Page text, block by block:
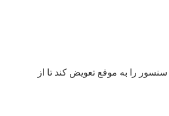
را به موقع تعویض کند تا از